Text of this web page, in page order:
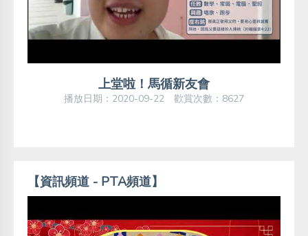
上堂啦！馬循新友會
播放日期：2020-09-22 歡賞次數：8627
【資訊頻道 - PTA頻道】